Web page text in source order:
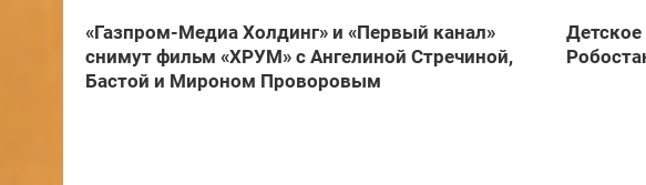
«Газпром-Медиа Холдинг» и «Первый канал»
снимут фильм «ХРУМ» с Ангелиной Стречиной,
Бастой и Мироном Проворовым